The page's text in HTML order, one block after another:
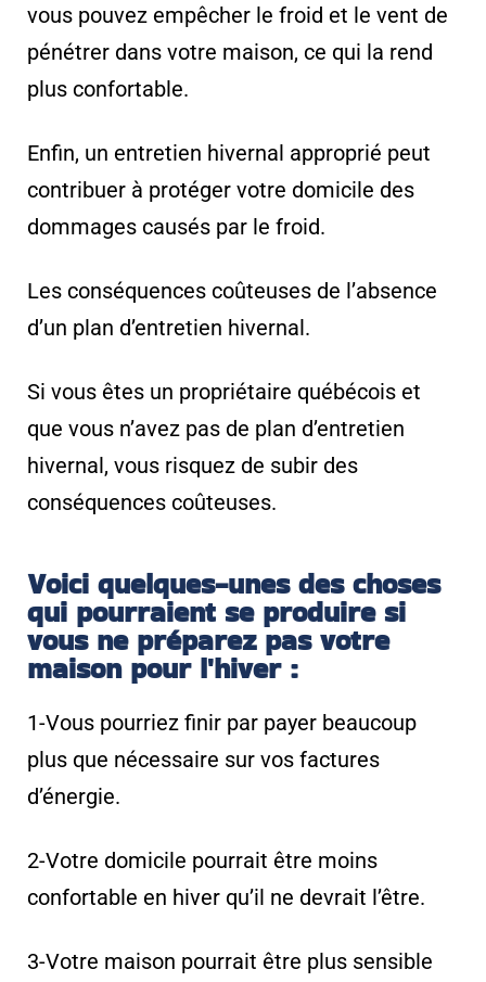
vous pouvez empêcher le froid et le vent de
pénétrer dans votre maison, ce qui la rend
plus confortable.
Enfin, un entretien hivernal approprié peut
contribuer à protéger votre domicile des
dommages causés par le froid.
Les conséquences coûteuses de l’absence
d’un plan d’entretien hivernal.
Si vous êtes un propriétaire québécois et
que vous n’avez pas de plan d’entretien
hivernal, vous risquez de subir des
conséquences coûteuses.
Voici quelques-unes des choses
qui pourraient se produire si
vous ne préparez pas votre
maison pour l'hiver :
1-Vous pourriez finir par payer beaucoup
plus que nécessaire sur vos factures
d’énergie.
2-Votre domicile pourrait être moins
confortable en hiver qu’il ne devrait l’être.
3-Votre maison pourrait être plus sensible